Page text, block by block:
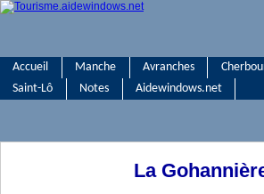
Accueil Manche Avranches
Saint-Lô
Notes Aidewindows.net
La